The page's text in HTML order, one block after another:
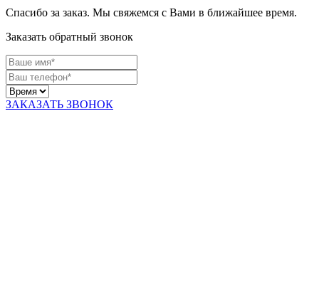
Спасибо за заказ. Мы свяжемся с Вами в ближайшее время.
Заказать обратный звонок
ЗАКАЗАТЬ ЗВОНОК